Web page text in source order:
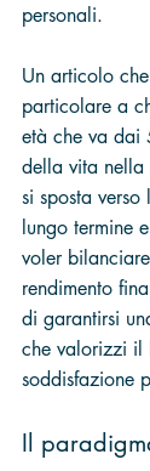
personali.
Un articolo
particolare a
età che va dai
della vita nella
si sposta
lungo termine
voler
rendimento
di garantirsi
che valorizzi il
soddisfazione
Il